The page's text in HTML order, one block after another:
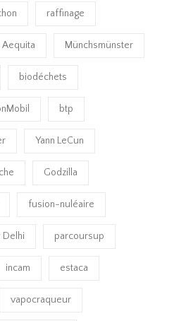
raffinage
Aequita Münchsmünster
biodéchets
btp
Yann LeCun
Godzilla
fusion-nuléaire
Delhi parcoursup
incam estaca
vapocraqueur